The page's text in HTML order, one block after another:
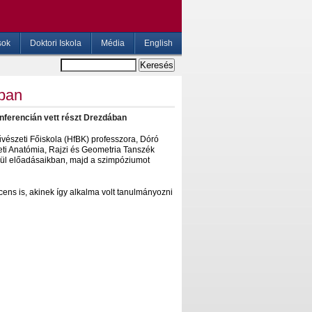
Doktori Iskola Média English
vett részt Drezdában
Főiskola (HfBK) professzora, Dóró
Anatómia, Rajzi és Geometria Tanszék
előadásaikban, majd a szimpóziumot
is, akinek így alkalma volt tanulmányozni